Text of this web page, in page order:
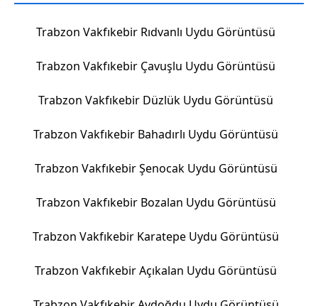
Trabzon Vakfıkebir Rıdvanlı Uydu Görüntüsü
Trabzon Vakfıkebir Çavuşlu Uydu Görüntüsü
Trabzon Vakfıkebir Düzlük Uydu Görüntüsü
Trabzon Vakfıkebir Bahadırlı Uydu Görüntüsü
Trabzon Vakfıkebir Şenocak Uydu Görüntüsü
Trabzon Vakfıkebir Bozalan Uydu Görüntüsü
Trabzon Vakfıkebir Karatepe Uydu Görüntüsü
Trabzon Vakfıkebir Açıkalan Uydu Görüntüsü